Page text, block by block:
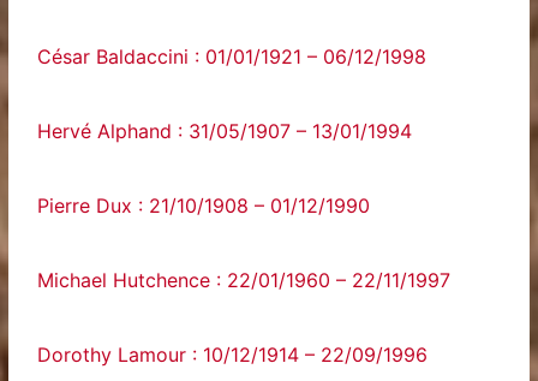
César Baldaccini : 01/01/1921 – 06/12/1998
Hervé Alphand : 31/05/1907 – 13/01/1994
Pierre Dux : 21/10/1908 – 01/12/1990
Michael Hutchence : 22/01/1960 – 22/11/1997
Dorothy Lamour : 10/12/1914 – 22/09/1996